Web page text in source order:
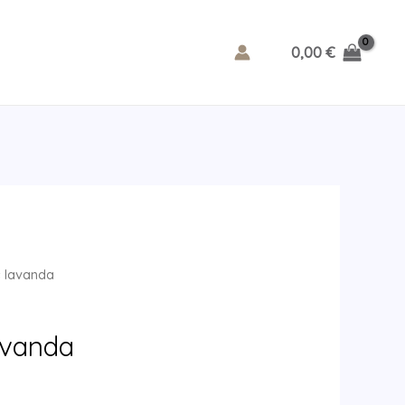
0,00 €
lavanda